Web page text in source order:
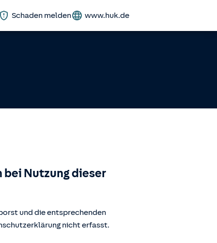
Schaden melden www.huk.de
Nutzung dieser
und die entsprechenden
nicht erfasst.